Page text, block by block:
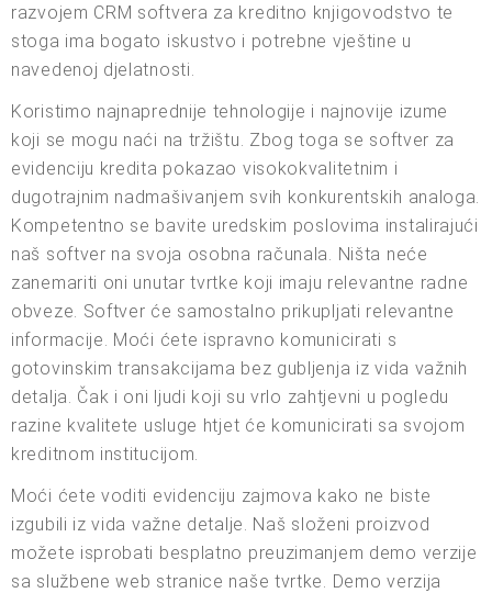
razvojem CRM softvera za kreditno knjigovodstvo te
stoga ima bogato iskustvo i potrebne vještine u
navedenoj djelatnosti.
Koristimo najnaprednije tehnologije i najnovije izume
koji se mogu naći na tržištu. Zbog toga se softver za
evidenciju kredita pokazao visokokvalitetnim i
dugotrajnim nadmašivanjem svih konkurentskih analoga.
Kompetentno se bavite uredskim poslovima instalirajući
naš softver na svoja osobna računala. Ništa neće
zanemariti oni unutar tvrtke koji imaju relevantne radne
obveze. Softver će samostalno prikupljati relevantne
informacije. Moći ćete ispravno komunicirati s
gotovinskim transakcijama bez gubljenja iz vida važnih
detalja. Čak i oni ljudi koji su vrlo zahtjevni u pogledu
razine kvalitete usluge htjet će komunicirati sa svojom
kreditnom institucijom.
Moći ćete voditi evidenciju zajmova kako ne biste
izgubili iz vida važne detalje. Naš složeni proizvod
možete isprobati besplatno preuzimanjem demo verzije
sa službene web stranice naše tvrtke. Demo verzija